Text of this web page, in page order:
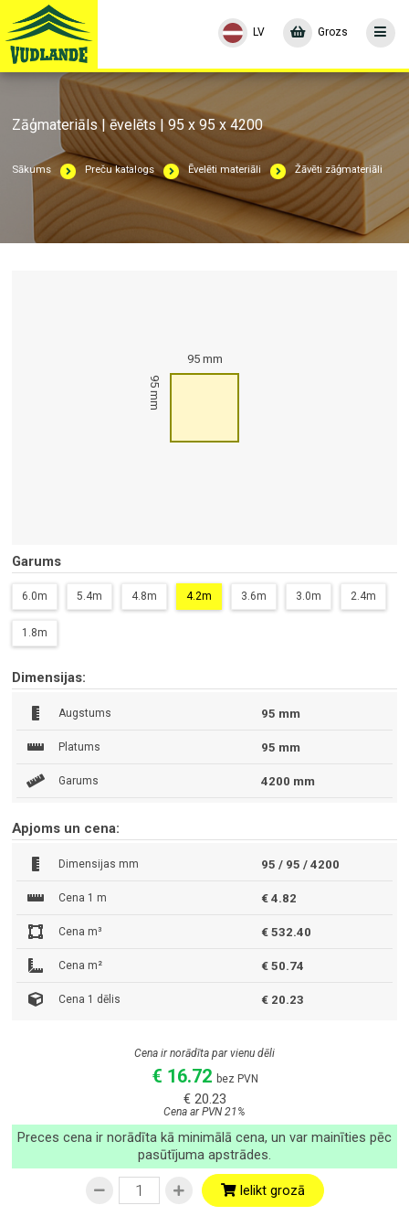
Grozs
LV
Zāģmateriāls | ēvelēts | 95 x 95 x 4200
Sākums Preču katalogs Ēvelēti materiāli Žāvēti zāģmateriāli
95 mm
95 mm
Garums
6.0m 5.4m 4.8m 4.2m 3.6m 3.0m 2.4m
1.8m
Dimensijas:
Augstums 95 mm
Platums 95 mm
Garums 4200 mm
Apjoms un cena:
Dimensijas mm 95 / 95 / 4200
Cena 1 m € 4.82
Cena m³ € 532.40
Cena m² € 50.74
Cena 1 dēlis € 20.23
Cena ir norādīta par vienu dēli
€ 16.72 bez PVN
€ 20.23
Cena ar PVN 21%
Preces cena ir norādīta kā minimālā cena, un var mainīties pēc
pasūtījuma apstrādes.
Ielikt grozā